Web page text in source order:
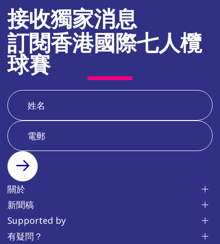
接收獨家消息
訂閱香港國際七人欖
球賽
訂閱
關於
新聞稿
Supported by
有疑問？